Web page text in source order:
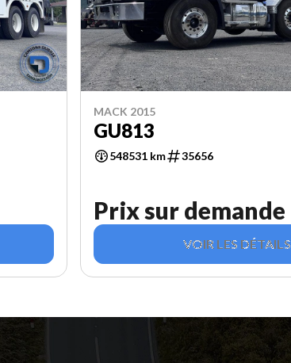
MACK 2015
GU813
548531 km 35656
Prix sur demande
VOIR LES DÉTAILS